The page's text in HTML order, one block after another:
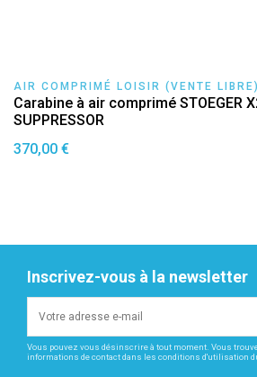
AIR COMPRIMÉ LOISIR (VENTE LIBRE)
Carabine à air comprimé STOEGER
SUPPRESSOR
370,00 €
Inscrivez-vous à la newsletter
Vous pouvez vous désinscrire à tout moment. Vous
informations de contact dans les conditions d'utilisation